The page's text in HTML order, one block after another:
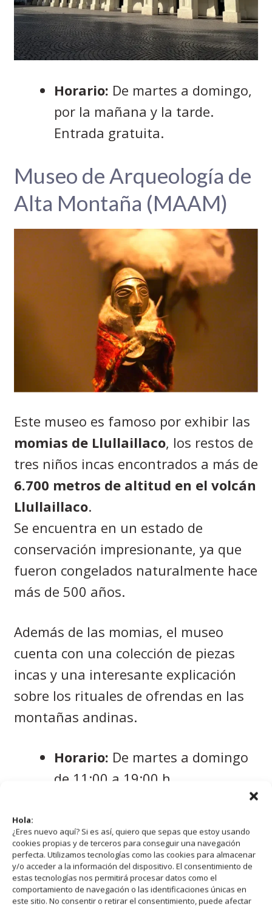
Hola:
¿Eres nuevo aquí? Si es así, quiero que sepas que estoy usando
cookies propias y de terceros para conseguir una navegación
perfecta. Utilizamos tecnologías como las cookies para almacenar
y/o acceder a la información del dispositivo. El consentimiento de
estas tecnologías nos permitirá procesar datos como el
comportamiento de navegación o las identificaciones únicas en
este sitio. No consentir o retirar el consentimiento, puede afectar
Horario: De martes a domingo,
por la mañana y la tarde.
Entrada gratuita.
Museo de Arqueología de
Alta Montaña (MAAM)
Este museo es famoso por exhibir las
momias de Llullaillaco, los restos de
tres niños incas encontrados a más de
6.700 metros de altitud en el volcán
Llullaillaco.
Se encuentra en un estado de
conservación impresionante, ya que
fueron congelados naturalmente hace
más de 500 años.
Además de las momias, el museo
cuenta con una colección de piezas
incas y una interesante explicación
sobre los rituales de ofrendas en las
montañas andinas.
Horario: De martes a domingo
de 11:00 a 19:00 h
💡Tip:No siempre están expuestas
las tres momias al mismo tiempo, ya
que las rotan para su preservación.